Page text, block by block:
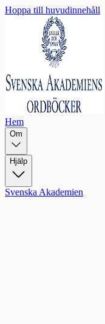
Hoppa till huvudinnehåll
Hem
Om
Hjälp
Svenska Akademien